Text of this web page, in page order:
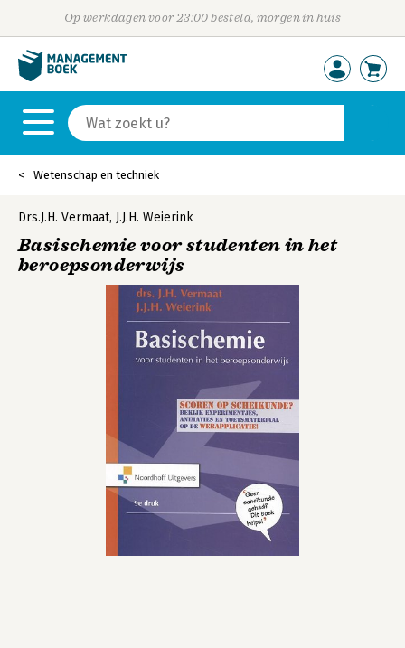
Op werkdagen voor 23:00 besteld, morgen in huis
Wetenschap en techniek
Drs.J.H. Vermaat, J.J.H. Weierink
Basischemie voor studenten in het
beroepsonderwijs